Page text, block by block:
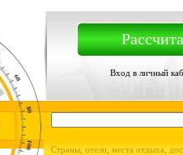
Вход в личный
Страны, отели, места отдыха,